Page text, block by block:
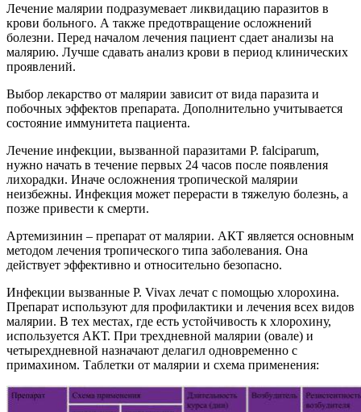
Лечение малярии подразумевает ликвидацию паразитов в
крови больного. А также предотвращение осложнений
болезни. Перед началом лечения пациент сдает анализы на
малярию. Лучше сдавать анализ крови в период клинических
проявлений.
Выбор лекарство от малярии зависит от вида паразита и
побочных эффектов препарата. Дополнительно учитывается
состояние иммунитета пациента.
Лечение инфекции, вызванной паразитами P. falciparum,
нужно начать в течение первых 24 часов после появления
лихорадки. Иначе осложнения тропической малярии
неизбежны. Инфекция может перерасти в тяжелую болезнь, а
позже привести к смерти.
Артемизинин – препарат от малярии. АКТ является основным
методом лечения тропического типа заболевания. Она
действует эффективно и относительно безопасно.
Инфекции вызванные P. Vivax лечат с помощью хлорохина.
Препарат используют для профилактики и лечения всех видов
малярии. В тех местах, где есть устойчивость к хлорохину,
используется АКТ. При трехдневной малярии (овале) и
четырехдневной назначают делагил одновременно с
примахином. Таблетки от малярии и схема применения: